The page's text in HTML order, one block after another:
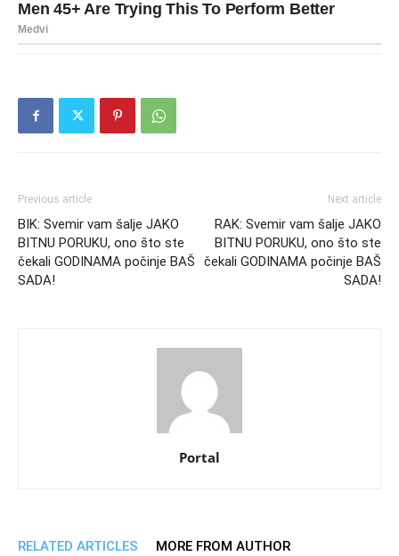
Previous article
BIK: Svemir vam šalje JAKO
BITNU PORUKU, ono što ste
čekali GODINAMA počinje BAŠ
SADA!
Next article
RAK: Svemir vam šalje JAKO
BITNU PORUKU, ono što ste
čekali GODINAMA počinje BAŠ
SADA!
Portal
RELATED ARTICLES MORE FROM AUTHOR